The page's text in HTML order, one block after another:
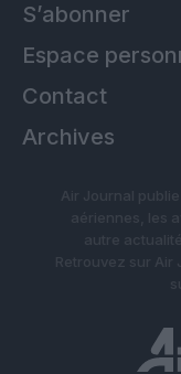
S’abonner
Espace
Contact
Archives